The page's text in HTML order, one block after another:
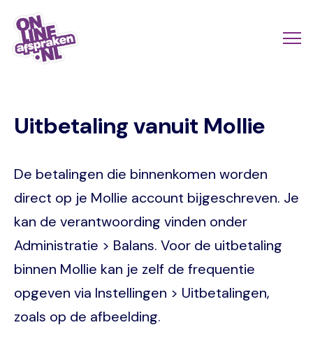
Skip
main
Uitbetaling vanuit Mollie
De betalingen die binnenkomen worden
direct op je Mollie account bijgeschreven. Je
kan de verantwoording vinden onder
Administratie > Balans. Voor de uitbetaling
binnen Mollie kan je zelf de frequentie
opgeven via Instellingen > Uitbetalingen,
zoals op de afbeelding.